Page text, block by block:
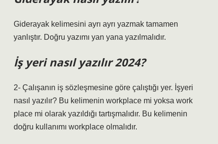
Giderayak kelimesini ayrı ayrı yazmak tamamen
yanlıştır. Doğru yazımı yan yana yazılmalıdır.
İş yeri nasıl yazılır 2024?
2- Çalışanın iş sözleşmesine göre çalıştığı yer. İşyeri
nasıl yazılır? Bu kelimenin workplace mi yoksa work
place mi olarak yazıldığı tartışmalıdır. Bu kelimenin
doğru kullanımı workplace olmalıdır.